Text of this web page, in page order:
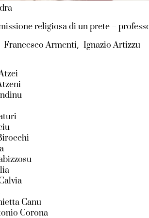
religiosa di un prete –
Francesco Armenti, Ignazio Artizzu
Canu
Corona